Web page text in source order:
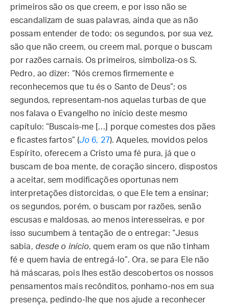
primeiros são os que creem, e por isso não se
escandalizam de suas palavras, ainda que as não
possam entender de todo; os segundos, por sua vez,
são que não creem, ou creem mal, porque o buscam
por razões carnais. Os primeiros, simboliza-os S.
Pedro, ao dizer: “Nós cremos firmemente e
reconhecemos que tu és o Santo de Deus”; os
segundos, representam-nos aquelas turbas de que
nos falava o Evangelho no início deste mesmo
capítulo: “Buscais-me […] porque comestes dos pães
e ficastes fartos” (Jo 6, 27). Aqueles, movidos pelos
Espírito, oferecem a Cristo uma fé pura, já que o
buscam de boa mente, de coração sincero, dispostos
a aceitar, sem modificações oportunas nem
interpretações distorcidas, o que Ele tem a ensinar;
os segundos, porém, o buscam por razões, senão
escusas e maldosas, ao menos interesseiras, e por
isso sucumbem à tentação de o entregar: “Jesus
sabia, desde o início, quem eram os que não tinham
fé e quem havia de entregá-lo”. Ora, se para Ele não
há máscaras, pois lhes estão descobertos os nossos
pensamentos mais recônditos, ponhamo-nos em sua
presença, pedindo-lhe que nos ajude a reconhecer